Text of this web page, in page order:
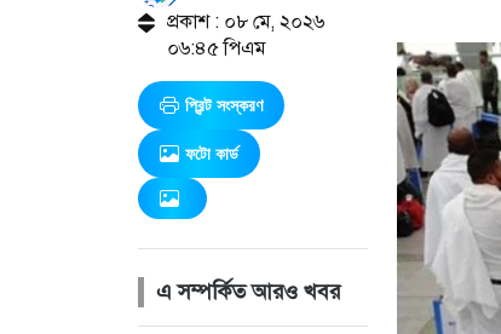
প্রকাশ : ০৮ মে, ২০২৬
০৬:৪৫ পিএম
প্রিন্ট সংস্করণ
ফটো কার্ড
এ সম্পর্কিত আরও খবর